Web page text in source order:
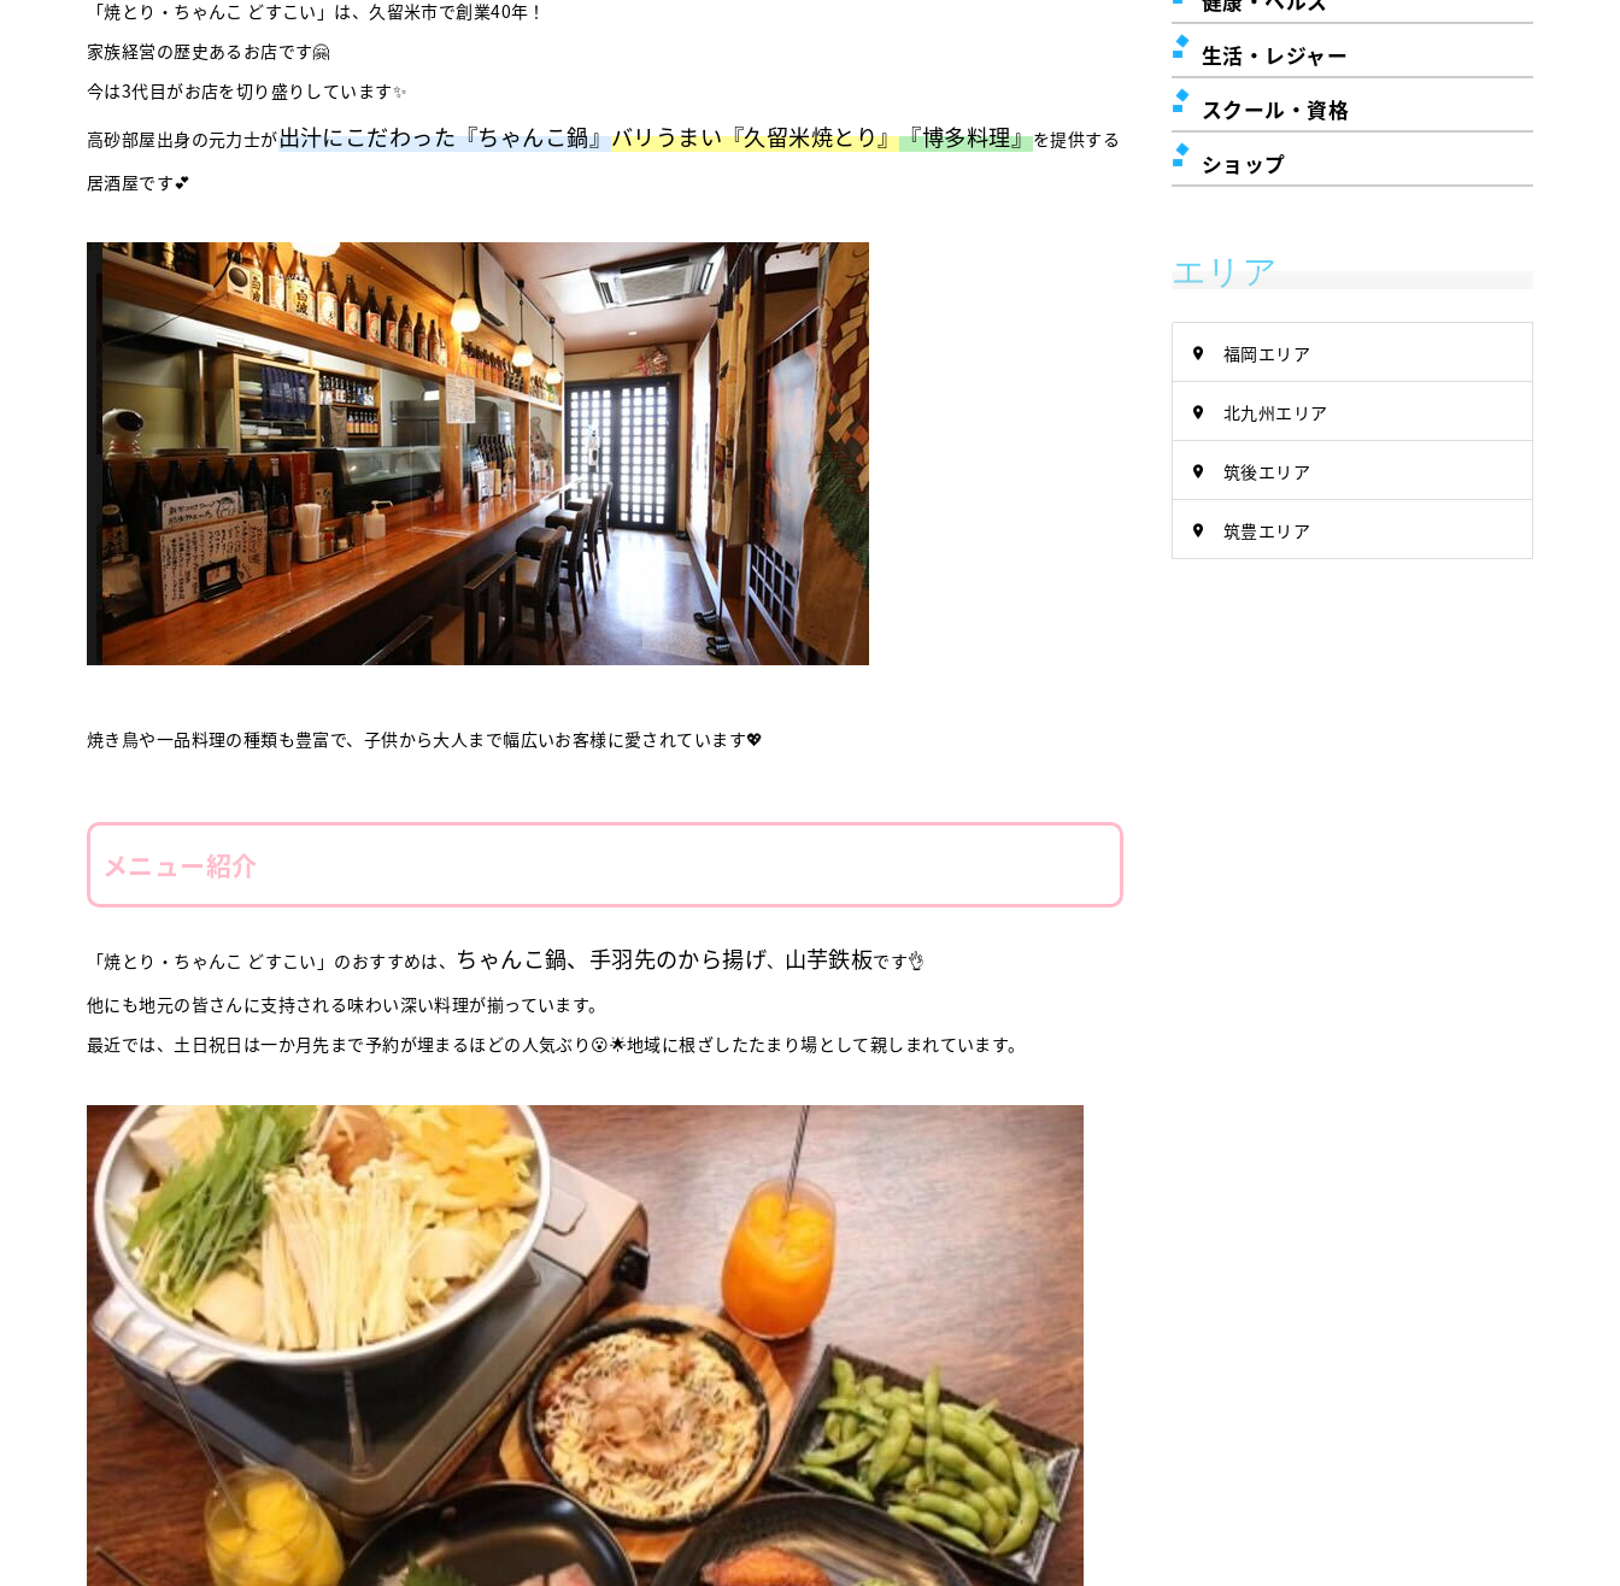
「焼とり・ちゃんこ どすこい」は、久留米市で創業40年！
家族経営の歴史あるお店です🤗
今は3代目がお店を切り盛りしています✨
高砂部屋出身の元力士が出汁にこだわった『ちゃんこ鍋』バリうまい『久留米焼とり』『博多料理』を提供する
居酒屋です💕
焼き鳥や一品料理の種類も豊富で、子供から大人まで幅広いお客様に愛されています💖
メニュー紹介
「焼とり・ちゃんこ どすこい」のおすすめは、 ちゃんこ鍋、 手羽先のから揚げ、 山芋鉄板です👌
他にも地元の皆さんに支持される味わい深い料理が揃っています。
最近では、土日祝日は一か月先まで予約が埋まるほどの人気ぶり😮🌟地域に根ざしたたまり場として親しまれています。
生活・レジャー
スクール・資格
ショップ
エリア
福岡エリア
北九州エリア
筑後エリア
筑豊エリア